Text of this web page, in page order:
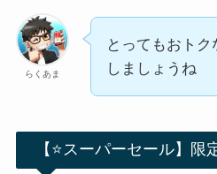
らくあま
とってもおトク
しましょうね
【⭐スーパーセール】限